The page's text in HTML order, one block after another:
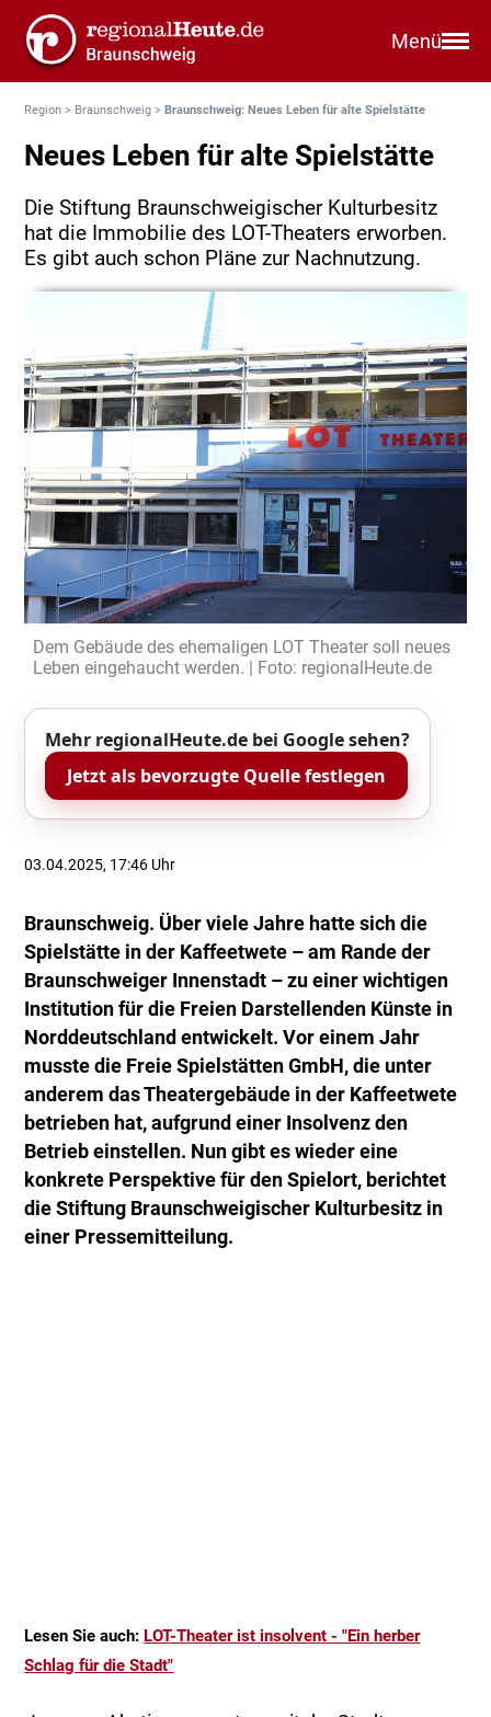
Menü
Region > Braunschweig >Braunschweig: Neues Leben für alte Spielstätte
Neues Leben für alte Spielstätte
Die Stiftung Braunschweigischer Kulturbesitz
hat die Immobilie des LOT-Theaters erworben.
Es gibt auch schon Pläne zur Nachnutzung.
Dem Gebäude des ehemaligen LOT Theater soll neues
Leben eingehaucht werden. | Foto: regionalHeute.de
Mehr regionalHeute.de bei Google sehen?
Jetzt als bevorzugte Quelle festlegen
03.04.2025, 17:46 Uhr
Braunschweig. Über viele Jahre hatte sich die
Spielstätte in der Kaffeetwete – am Rande der
Braunschweiger Innenstadt – zu einer wichtigen
Institution für die Freien Darstellenden Künste in
Norddeutschland entwickelt. Vor einem Jahr
musste die Freie Spielstätten GmbH, die unter
anderem das Theatergebäude in der Kaffeetwete
betrieben hat, aufgrund einer Insolvenz den
Betrieb einstellen. Nun gibt es wieder eine
konkrete Perspektive für den Spielort, berichtet
die Stiftung Braunschweigischer Kulturbesitz in
einer Pressemitteilung.
Lesen Sie auch: LOT-Theater ist insolvent - "Ein herber
Schlag für die Stadt"